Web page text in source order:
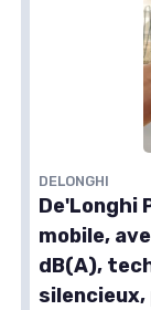
DELONGHI
De'Longhi
mobile,
dB(A),
silencieux,